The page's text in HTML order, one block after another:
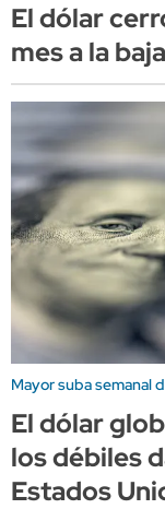
El dólar
mes a la baja
Mayor suba semanal
El dólar
los débiles
Estados